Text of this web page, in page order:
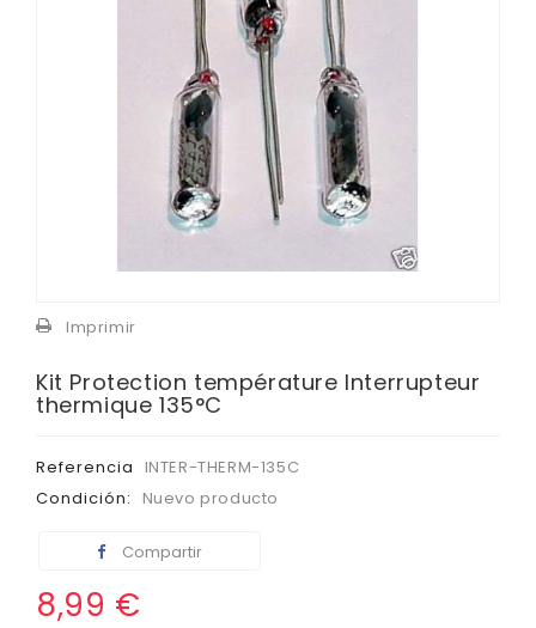
Imprimir
Kit Protection température Interrupteur
thermique 135°C
Referencia
INTER-THERM-135C
Condición:
Nuevo producto
Compartir
8,99 €